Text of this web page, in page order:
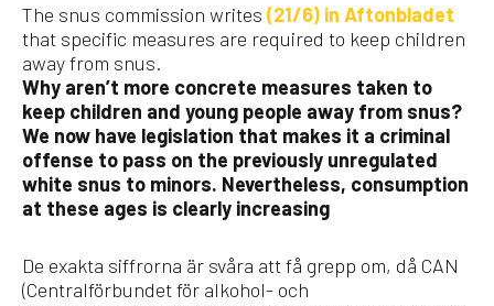
The snus commission writes (21/6) in Aftonbladet
that specific measures are required to keep children
away from snus.
Why aren’t more concrete measures taken to
keep children and young people away from snus?
We now have legislation that makes it a criminal
offense to pass on the previously unregulated
white snus to minors. Nevertheless, consumption
at these ages is clearly increasing
De exakta siffrorna är svåra att få grepp om, då CAN
(Centralförbundet för alkohol- och